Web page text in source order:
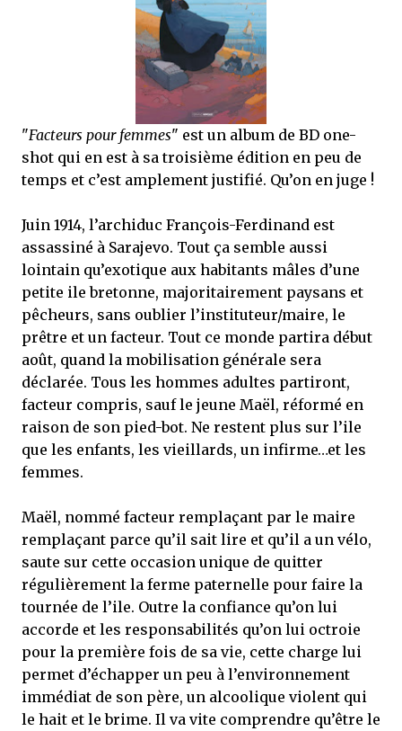
mettre sous tous les yeux. C'est cela...
"Facteurs pour femmes" est un album de BD one-
shot qui en est à sa troisième édition en peu de
temps et c’est amplement justifié. Qu’on en juge !
Juin 1914, l’archiduc François-Ferdinand est
assassiné à Sarajevo. Tout ça semble aussi
lointain qu’exotique aux habitants mâles d’une
petite ile bretonne, majoritairement paysans et
pêcheurs, sans oublier l’instituteur/maire, le
prêtre et un facteur. Tout ce monde partira début
août, quand la mobilisation générale sera
déclarée. Tous les hommes adultes partiront,
facteur compris, sauf le jeune Maël, réformé en
raison de son pied-bot. Ne restent plus sur l’ile
que les enfants, les vieillards, un infirme…et les
femmes.
Maël, nommé facteur remplaçant par le maire
remplaçant parce qu’il sait lire et qu’il a un vélo,
saute sur cette occasion unique de quitter
régulièrement la ferme paternelle pour faire la
tournée de l’ile. Outre la confiance qu’on lui
accorde et les responsabilités qu’on lui octroie
pour la première fois de sa vie, cette charge lui
permet d’échapper un peu à l’environnement
immédiat de son père, un alcoolique violent qui
le hait et le brime. Il va vite comprendre qu’être le